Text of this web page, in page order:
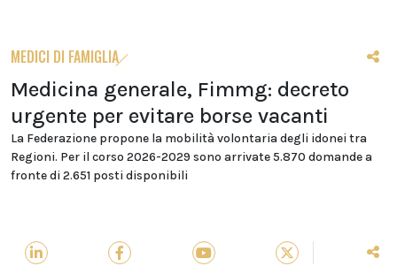
MEDICI DI FAMIGLIA
Medicina generale, Fimmg: decreto
urgente per evitare borse vacanti
La Federazione propone la mobilità volontaria degli idonei tra
Regioni. Per il corso 2026-2029 sono arrivate 5.870 domande a
fronte di 2.651 posti disponibili